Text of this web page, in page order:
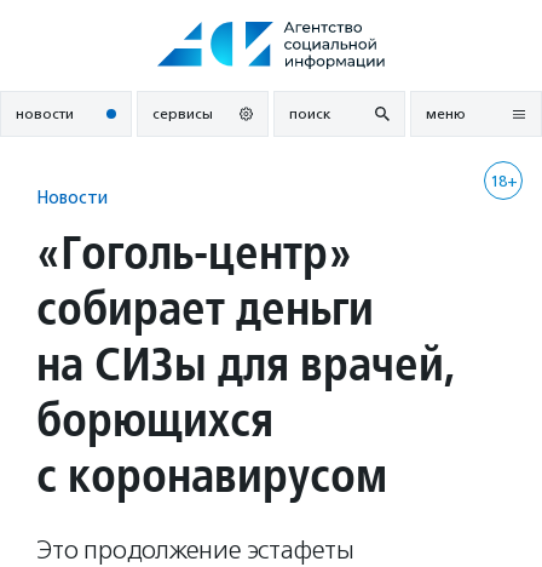
новости сервисы поиск меню
18+
Новости
«Гоголь-центр»
собирает деньги
на СИЗы для врачей,
борющихся
с коронавирусом
Это продолжение эстафеты